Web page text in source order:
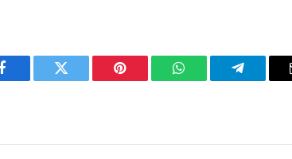
Facebook Twitter Pinterest WhatsAppTelegram